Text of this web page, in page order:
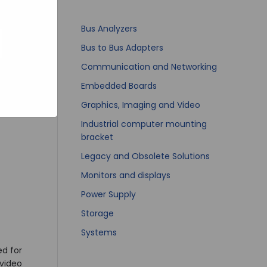
for
Bus Analyzers
Bus to Bus Adapters
Communication and Networking
Embedded Boards
Graphics, Imaging and Video
Industrial computer mounting
bracket
Legacy and Obsolete Solutions
Monitors and displays
Power Supply
Storage
Systems
van